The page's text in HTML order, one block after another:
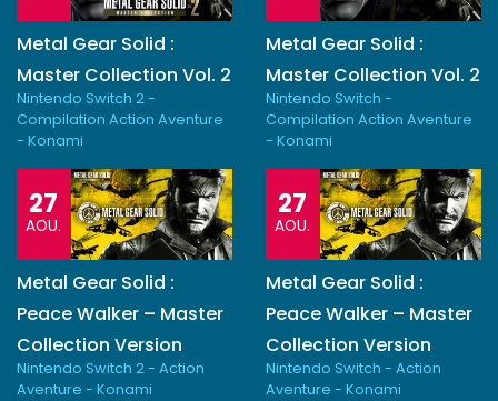
Metal Gear Solid :
Master Collection Vol. 2
Nintendo Switch 2 -
Compilation Action Aventure
- Konami
Metal Gear Solid :
Master Collection Vol. 2
Nintendo Switch -
Compilation Action Aventure
- Konami
27
AOU.
Metal Gear Solid :
Peace Walker – Master
Collection Version
Nintendo Switch 2 - Action
Aventure - Konami
27
AOU.
Metal Gear Solid :
Peace Walker – Master
Collection Version
Nintendo Switch - Action
Aventure - Konami